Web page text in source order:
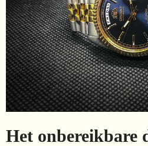
Het onbereikbare